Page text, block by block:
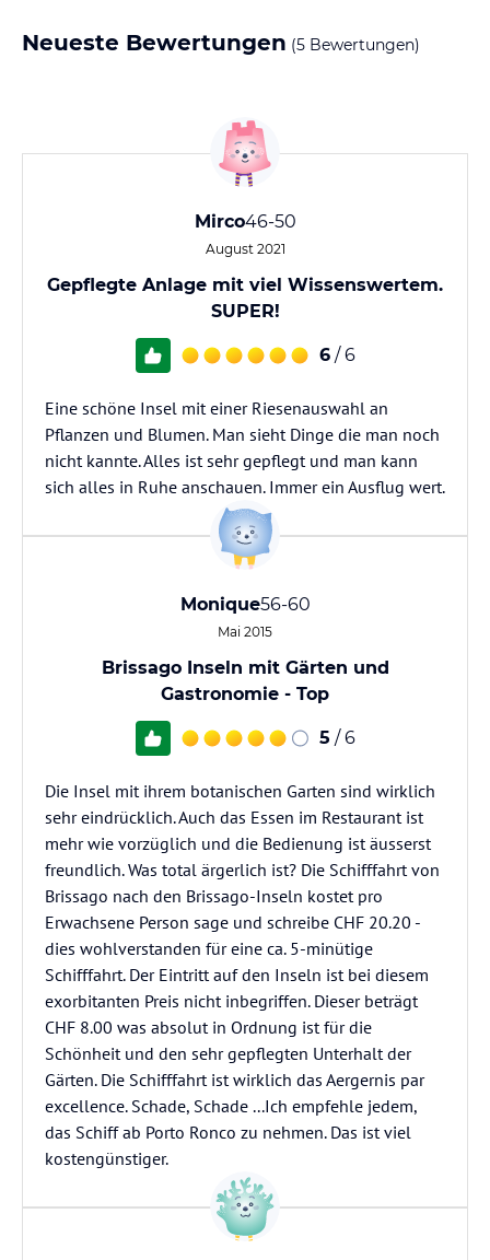
Neueste Bewertungen (5 Bewertungen)
Mirco46-50
August 2021
Gepflegte Anlage mit viel Wissenswertem.
SUPER!
6 / 6
Eine schöne Insel mit einer Riesenauswahl an
Pflanzen und Blumen. Man sieht Dinge die man noch
nicht kannte. Alles ist sehr gepflegt und man kann
sich alles in Ruhe anschauen. Immer ein Ausflug wert.
Monique56-60
Mai 2015
Brissago Inseln mit Gärten und
Gastronomie - Top
5 / 6
Die Insel mit ihrem botanischen Garten sind wirklich
sehr eindrücklich. Auch das Essen im Restaurant ist
mehr wie vorzüglich und die Bedienung ist äusserst
freundlich. Was total ärgerlich ist? Die Schifffahrt von
Brissago nach den Brissago-Inseln kostet pro
Erwachsene Person sage und schreibe CHF 20.20 -
dies wohlverstanden für eine ca. 5-minütige
Schifffahrt. Der Eintritt auf den Inseln ist bei diesem
exorbitanten Preis nicht inbegriffen. Dieser beträgt
CHF 8.00 was absolut in Ordnung ist für die
Schönheit und den sehr gepflegten Unterhalt der
Gärten. Die Schifffahrt ist wirklich das Aergernis par
excellence. Schade, Schade ...Ich empfehle jedem,
das Schiff ab Porto Ronco zu nehmen. Das ist viel
kostengünstiger.